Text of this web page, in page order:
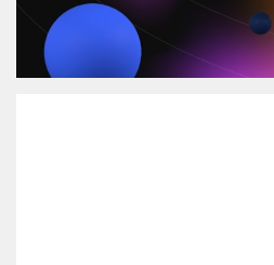
09927779040
شروع گفتگو
@Armteam_admin_por